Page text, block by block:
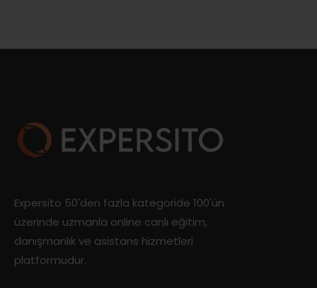
Expersito 50'den fazla kategoride 100'ün
üzerinde uzmanla online canlı eğitim,
danışmanlık ve asistans hizmetleri
platformudur.